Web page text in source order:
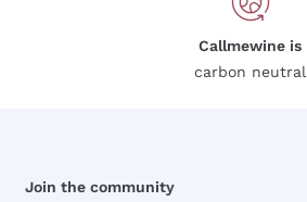
Callmewine is
carbon neutral
Join the community